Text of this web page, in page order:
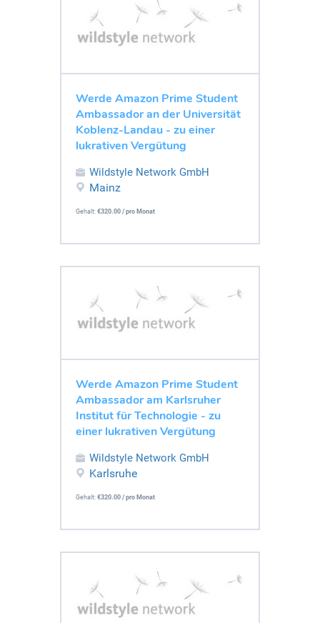
Werde Amazon Prime Student
Ambassador an der Universität
Koblenz-Landau - zu einer
lukrativen Vergütung
Wildstyle Network GmbH
Mainz
Gehalt: €320.00 / pro Monat
Werde Amazon Prime Student
Ambassador am Karlsruher
Institut für Technologie - zu
einer lukrativen Vergütung
Wildstyle Network GmbH
Karlsruhe
Gehalt: €320.00 / pro Monat